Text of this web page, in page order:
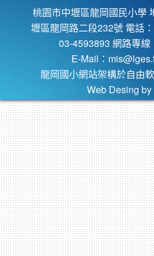
桃園市中壢區龍岡國民小學
壢區龍岡路二段232號 電話
03-4593893 網路專線
E-Mail：
龍岡國小網站架構於自由
Web Desing by